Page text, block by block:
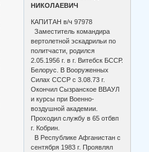
НИКОЛАЕВИЧ
КАПИТАН в/ч 97978
Заместитель командира
вертолетной эскадрильи по
политчасти, родился
2.05.1956 г. в г. Витебск БССР.
Белорус. В Вооруженных
Силах СССР с 3.08.73 г.
Окончил Сызранское ВВАУЛ
и курсы при Военно-
воздушной академии.
Проходил службу в 65 отбвп
г. Кобрин.
В Республике Афганистан с
сентября 1983 г. Проявлял